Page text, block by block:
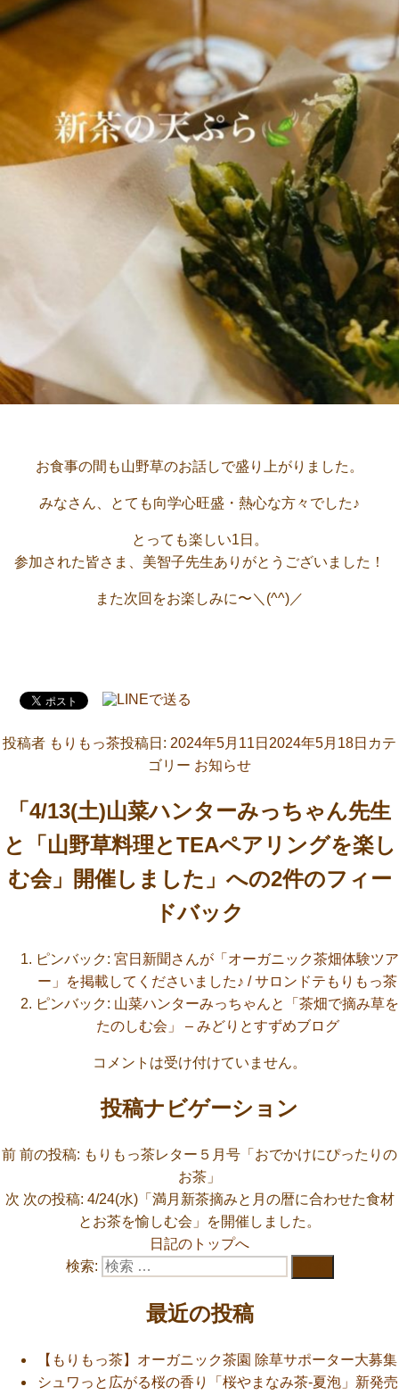
お食事の間も山野草のお話しで盛り上がりました。
みなさん、とても向学心旺盛・熱心な方々でした♪
とっても楽しい1日。
参加された皆さま、美智子先生ありがとうございました！
また次回をお楽しみに〜＼(^^)／
投稿者 もりもっ茶投稿日: 2024年5月11日 2024年5月18日 カテ
ゴリー お知らせ
「4/13(土)山菜ハンターみっちゃん先生
と「山野草料理とTEAペアリングを楽し
む会」開催しました」への2件のフィー
ドバック
ピンバック: 宮日新聞さんが「オーガニック茶畑体験ツア
ー」を掲載してくださいました♪ / サロンドテもりもっ茶
ピンバック: 山菜ハンターみっちゃんと「茶畑で摘み草を
たのしむ会」 – みどりとすずめブログ
コメントは受け付けていません。
投稿ナビゲーション
前 前の投稿: もりもっ茶レター５月号「おでかけにぴったりの
お茶」
次 次の投稿: 4/24(水)「満月新茶摘みと月の暦に合わせた食材
とお茶を愉しむ会」を開催しました。
日記のトップへ
検索:
最近の投稿
【もりもっ茶】オーガニック茶園 除草サポーター大募集
シュワっと広がる桜の香り「桜やまなみ茶-夏泡」新発売